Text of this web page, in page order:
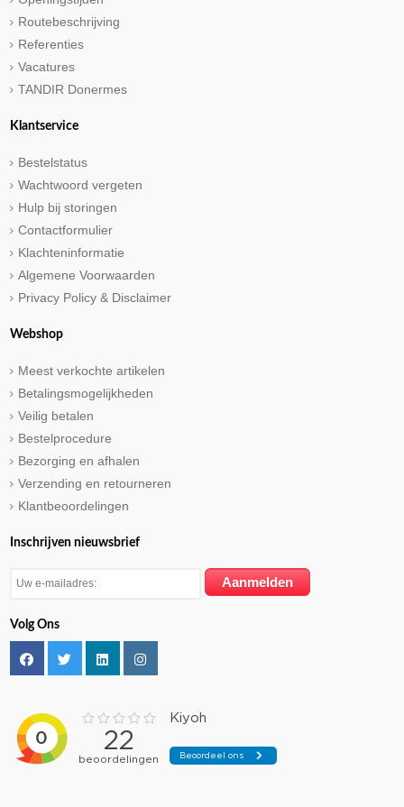
Routebeschrijving
Referenties
Vacatures
TANDIR Donermes
Klantservice
Bestelstatus
Wachtwoord vergeten
Hulp bij storingen
Contactformulier
Klachteninformatie
Algemene Voorwaarden
Privacy Policy & Disclaimer
Webshop
Meest verkochte artikelen
Betalingsmogelijkheden
Veilig betalen
Bestelprocedure
Bezorging en afhalen
Verzending en retourneren
Klantbeoordelingen
Inschrijven nieuwsbrief
Volg Ons